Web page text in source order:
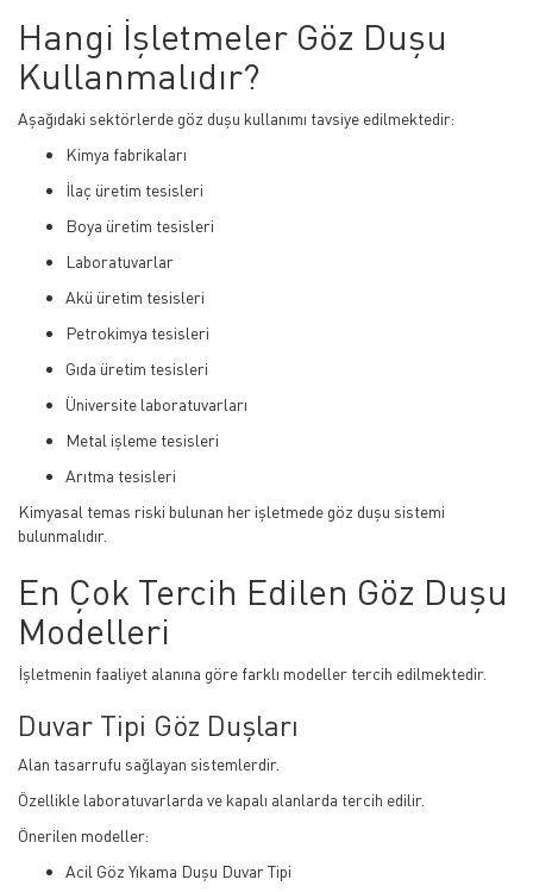
Hangi İşletmeler Göz Duşu
Kullanmalıdır?
Aşağıdaki sektörlerde göz duşu kullanımı tavsiye edilmektedir:
Kimya fabrikaları
İlaç üretim tesisleri
Boya üretim tesisleri
Laboratuvarlar
Akü üretim tesisleri
Petrokimya tesisleri
Gıda üretim tesisleri
Üniversite laboratuvarları
Metal işleme tesisleri
Arıtma tesisleri
Kimyasal temas riski bulunan her işletmede göz duşu sistemi
bulunmalıdır.
En Çok Tercih Edilen Göz Duşu
Modelleri
İşletmenin faaliyet alanına göre farklı modeller tercih edilmektedir.
Duvar Tipi Göz Duşları
Alan tasarrufu sağlayan sistemlerdir.
Özellikle laboratuvarlarda ve kapalı alanlarda tercih edilir.
Önerilen modeller:
Acil Göz Yıkama Duşu Duvar Tipi